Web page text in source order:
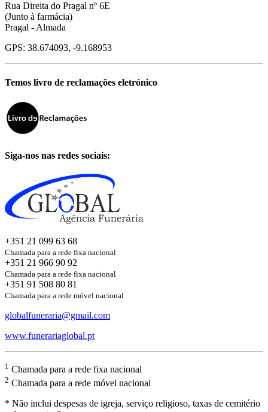
Rua Direita do Pragal nº 6E
(Junto à farmácia)
Pragal - Almada
GPS: 38.674093, -9.168953
Temos livro de reclamações eletrónico
Siga-nos nas redes sociais:
+351 21 099 63 68
Chamada para a rede fixa nacional
+351 21 966 90 92
Chamada para a rede fixa nacional
+351 91 508 80 81
Chamada para a rede móvel nacional
globalfuneraria@gmail.com
www.funerariaglobal.pt
1 Chamada para a rede fixa nacional
2 Chamada para a rede móvel nacional
* Não inclui despesas de igreja, serviço religioso, taxas de cemitério